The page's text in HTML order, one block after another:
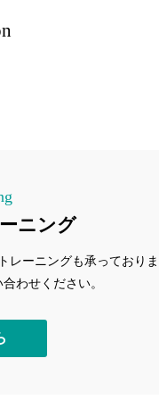
ニング
レーニングも承っており
わせください。